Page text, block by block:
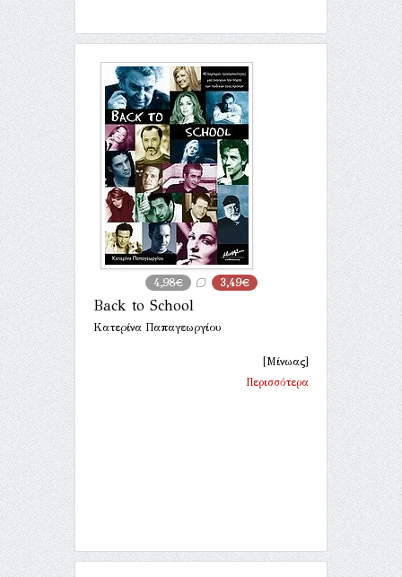
4,98€ 3,49€
Back to School
Κατερίνα Παπαγεωργίου
[Μίνωας]
Περισσότερα